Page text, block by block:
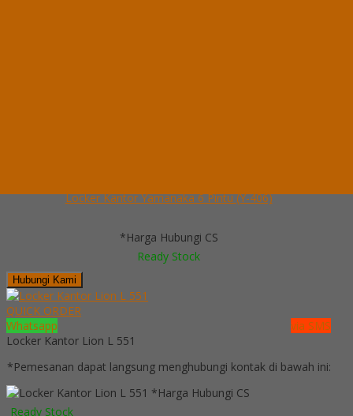
Locker Kantor Yamanaka 6 Pintu (Y-406)
*Harga Hubungi CS
Ready Stock
Hubungi Kami
QUICK ORDER
Whatsapp
via SMS
Locker Kantor Lion L 551
*Pemesanan dapat langsung menghubungi kontak di bawah ini:
*Harga Hubungi CS
Ready Stock